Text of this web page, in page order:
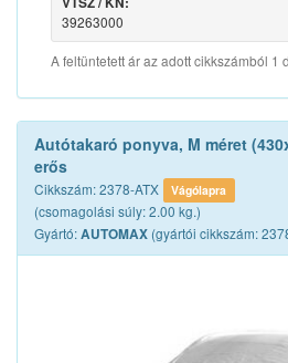
39263000
A feltüntetett ár az adott cikkszámból 1
Autótakaró ponyva, M méret
erős
Cikkszám: 2378-ATX Vágólapra
(csomagolási súly: 2.00 kg.)
Gyártó:AUTOMAX (gyártói cikkszám: